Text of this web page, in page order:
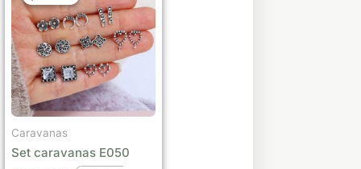
Caravanas
Set caravanas E050
era:
$ 300.
es:
$ 240.